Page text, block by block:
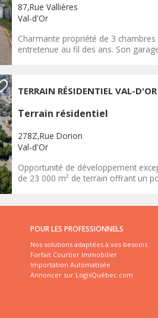
87,Rue Vallières
Val-d'Or
Charmante propriété de 3
entretenue au fil des ans. Son
TERRAIN RÉSIDENTIEL VAL-
Terrain résidentiel
278Z,Rue Dorion
Val-d'Or
Opportunité de développement
de 23 000 m² de terrain offrant un
POUR LES PROFESSIONNELS
Nos solutions adaptées à vos besoins
Forfait Courtier Immobilier
Importation Automatisée
Annoncer sur LogisQuébec.com